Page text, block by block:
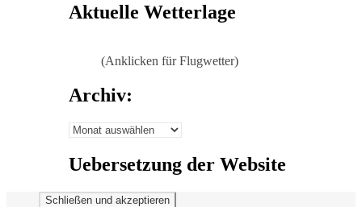
Aktuelle Wetterlage
(Anklicken für Flugwetter)
Archiv:
Archiv:
Uebersetzung der Website